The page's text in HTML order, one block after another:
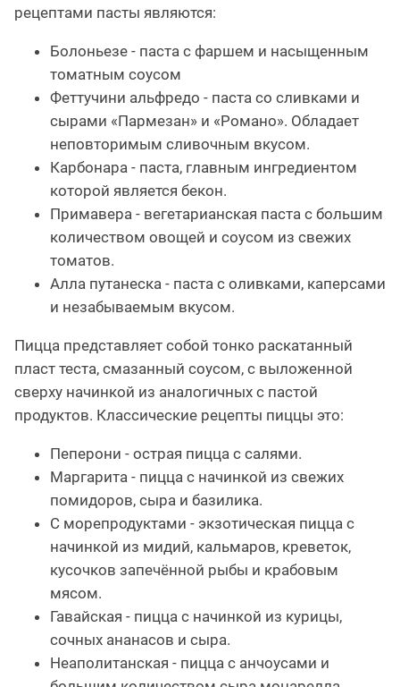
рецептами пасты являются:
Болоньезе - паста с фаршем и насыщенным
томатным соусом
Феттучини альфредо - паста со сливками и
сырами «Пармезан» и «Романо». Обладает
неповторимым сливочным вкусом.
Карбонара - паста, главным ингредиентом
которой является бекон.
Примавера - вегетарианская паста с большим
количеством овощей и соусом из свежих
томатов.
Алла путанеска - паста с оливками, каперсами
и незабываемым вкусом.
Пицца представляет собой тонко раскатанный
пласт теста, смазанный соусом, с выложенной
сверху начинкой из аналогичных с пастой
продуктов. Классические рецепты пиццы это:
Пеперони - острая пицца с салями.
Маргарита - пицца с начинкой из свежих
помидоров, сыра и базилика.
С морепродуктами - экзотическая пицца с
начинкой из мидий, кальмаров, креветок,
кусочков запечённой рыбы и крабовым
мясом.
Гавайская - пицца с начинкой из курицы,
сочных ананасов и сыра.
Неаполитанская - пицца с анчоусами и